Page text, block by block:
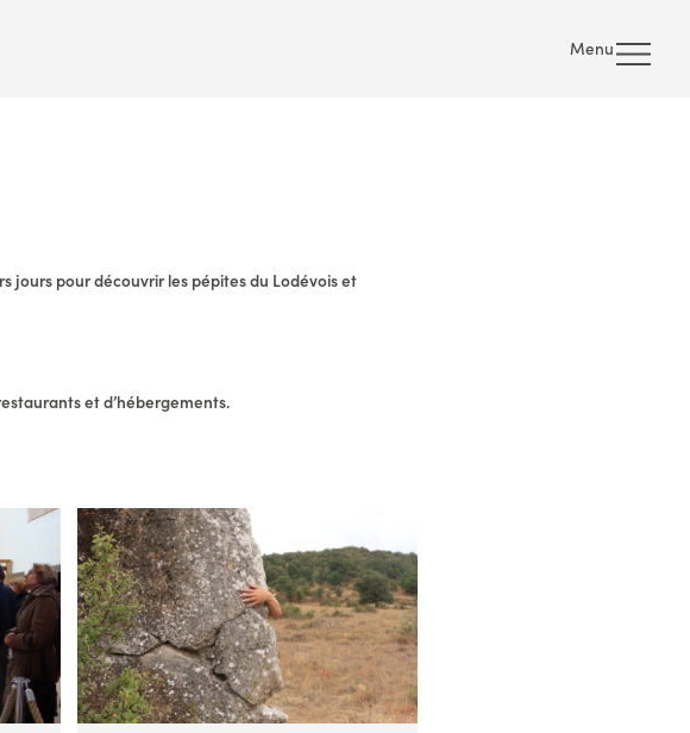
Menu
jours pour découvrir les pépites du Lodévois et
et d’hébergements.